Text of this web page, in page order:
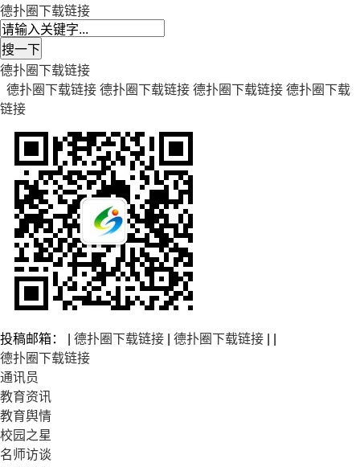
德扑圈下载链接
德扑圈下载链接
德扑圈下载链接 德扑圈下载链接 德扑圈下载链接 德扑圈下载
链接
投稿邮箱： | 德扑圈下载链接 德扑圈下载链接
德扑圈下载链接
通讯员
教育资讯
教育舆情
校园之星
名师访谈